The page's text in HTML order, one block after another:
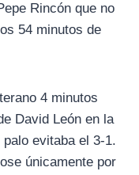
Rincón que no
54 minutos de
4 minutos
David León en la
evitaba el 3-1.
únicamente por